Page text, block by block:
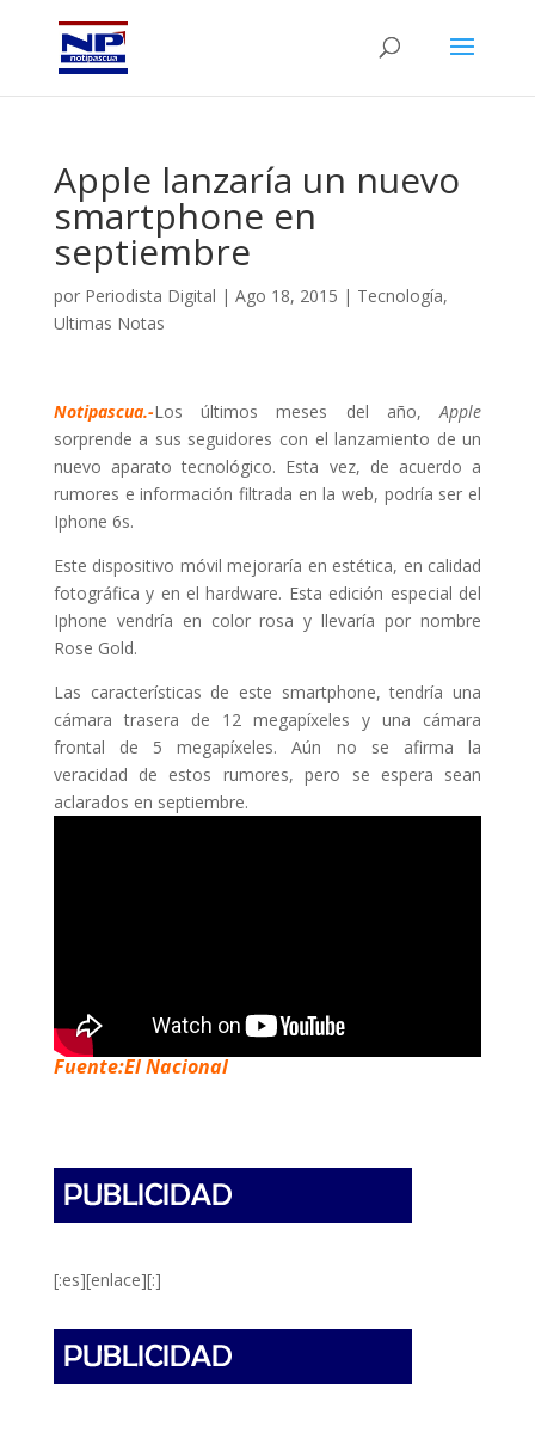
Apple lanzaría un nuevo
smartphone en
septiembre
por Periodista Digital | Ago 18, 2015 | Tecnología,
Ultimas Notas
Notipascua.-Los últimos meses del año, Apple
sorprende a sus seguidores con el lanzamiento de un
nuevo aparato tecnológico. Esta vez, de acuerdo a
rumores e información filtrada en la web, podría ser el
Iphone 6s.
Este dispositivo móvil mejoraría en estética, en calidad
fotográfica y en el hardware. Esta edición especial del
Iphone vendría en color rosa y llevaría por nombre
Rose Gold.
Las características de este smartphone, tendría una
cámara trasera de 12 megapíxeles y una cámara
frontal de 5 megapíxeles. Aún no se afirma la
veracidad de estos rumores, pero se espera sean
aclarados en septiembre.
Fuente:El Nacional
[:es][enlace][:]